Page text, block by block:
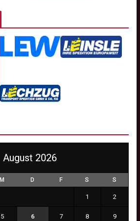
August 2026
M D F S S
1 2
5 6 7 8 9